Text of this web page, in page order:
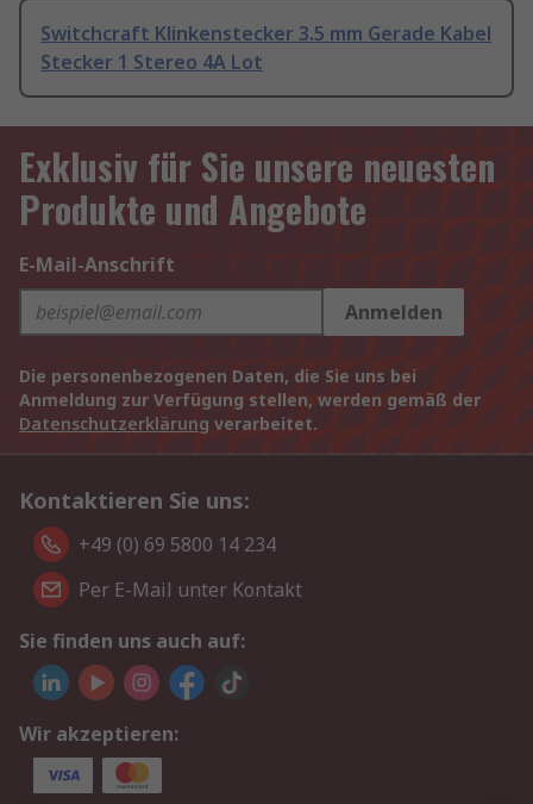
Switchcraft Klinkenstecker 3.5 mm Gerade Kabel
Stecker 1 Stereo 4A Lot
Exklusiv für Sie unsere neuesten
Produkte und Angebote
E-Mail-Anschrift
Anmelden
Die personenbezogenen Daten, die Sie uns bei
Anmeldung zur Verfügung stellen, werden gemäß der
Datenschutzerklärung verarbeitet.
Kontaktieren Sie uns:
+49 (0) 69 5800 14 234
Per E-Mail unter Kontakt
Sie finden uns auch auf:
Wir akzeptieren: